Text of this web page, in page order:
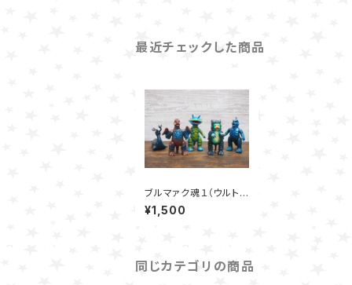
最近チェックした商品
ブルマァク魂１（ウルトラ
Ｑ）ガシャポン HGシリ
ーズ 全５種セット
¥1,500
同じカテゴリの商品